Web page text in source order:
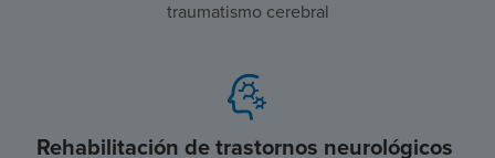
traumatismo cerebral
Rehabilitación de trastornos neurológicos